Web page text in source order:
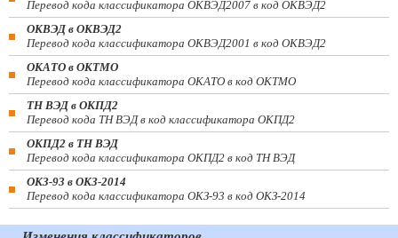
Перевод кода классификатора ОКВЭД2007 в код ОКВЭД2
ОКВЭД в ОКВЭД2
Перевод кода классификатора ОКВЭД2001 в код ОКВЭД2
ОКАТО в ОКТМО
Перевод кода классификатора ОКАТО в код ОКТМО
ТН ВЭД в ОКПД2
Перевод кода ТН ВЭД в код классификатора ОКПД2
ОКПД2 в ТН ВЭД
Перевод кода классификатора ОКПД2 в код ТН ВЭД
ОКЗ-93 в ОКЗ-2014
Перевод кода классификатора ОКЗ-93 в код ОКЗ-2014